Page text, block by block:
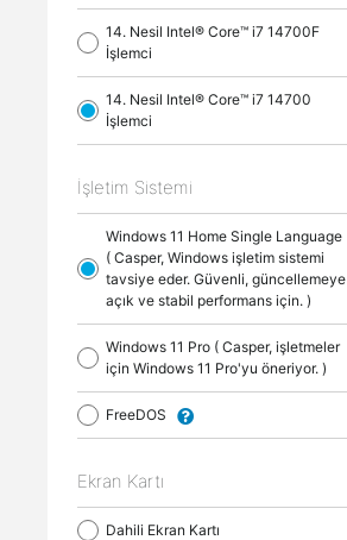
14. Nesil Intel® Core™ i7 14700F
İşlemci
14. Nesil Intel® Core™ i7 14700
İşlemci
İşletim Sistemi
Windows 11 Home Single Language
( Casper, Windows işletim sistemi
tavsiye eder. Güvenli, güncellemeye
açık ve stabil performans için. )
Windows 11 Pro ( Casper, işletmeler
için Windows 11 Pro'yu öneriyor. )
FreeDOS
Ekran Kartı
Dahili Ekran Kartı